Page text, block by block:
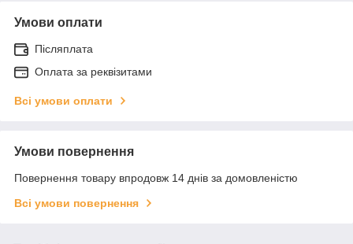
Умови оплати
Післяплата
Оплата за реквізитами
Всі умови оплати
Умови повернення
Повернення товару впродовж 14 днів за домовленістю
Всі умови повернення